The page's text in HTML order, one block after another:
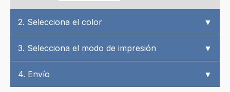
2. Selecciona el color ▼
3. Selecciona el modo de impresión ▼
4. Envío ▼